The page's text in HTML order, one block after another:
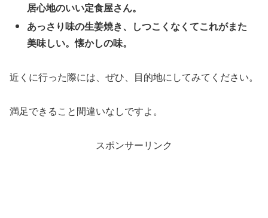
居心地のいい定食屋さん。
あっさり味の生姜焼き、しつこくなくてこれがまた
美味しい。懐かしの味。
近くに行った際には、ぜひ、目的地にしてみてください。
満足できること間違いなしですよ。
スポンサーリンク